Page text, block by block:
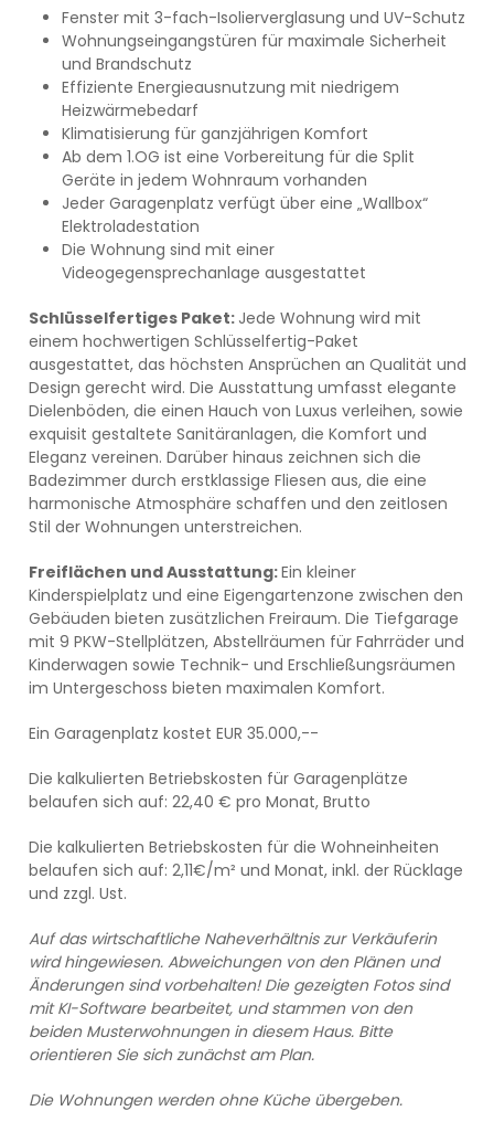
Fenster mit 3-fach-Isolierverglasung und UV-Schutz
Wohnungseingangstüren für maximale Sicherheit
und Brandschutz
Effiziente Energieausnutzung mit niedrigem
Heizwärmebedarf
Klimatisierung für ganzjährigen Komfort
Ab dem 1.OG ist eine Vorbereitung für die Split
Geräte in jedem Wohnraum vorhanden
Jeder Garagenplatz verfügt über eine „Wallbox“
Elektroladestation
Die Wohnung sind mit einer
Videogegensprechanlage ausgestattet
Schlüsselfertiges Paket: Jede Wohnung wird mit
einem hochwertigen Schlüsselfertig-Paket
ausgestattet, das höchsten Ansprüchen an Qualität und
Design gerecht wird. Die Ausstattung umfasst elegante
Dielenböden, die einen Hauch von Luxus verleihen, sowie
exquisit gestaltete Sanitäranlagen, die Komfort und
Eleganz vereinen. Darüber hinaus zeichnen sich die
Badezimmer durch erstklassige Fliesen aus, die eine
harmonische Atmosphäre schaffen und den zeitlosen
Stil der Wohnungen unterstreichen.
Freiflächen und Ausstattung:Ein kleiner
Kinderspielplatz und eine Eigengartenzone zwischen den
Gebäuden bieten zusätzlichen Freiraum. Die Tiefgarage
mit 9 PKW-Stellplätzen, Abstellräumen für Fahrräder und
Kinderwagen sowie Technik- und Erschließungsräumen
im Untergeschoss bieten maximalen Komfort.
Ein Garagenplatz kostet EUR 35.000,--
Die kalkulierten Betriebskosten für Garagenplätze
belaufen sich auf: 22,40 € pro Monat, Brutto
Die kalkulierten Betriebskosten für die Wohneinheiten
belaufen sich auf: 2,11€/m² und Monat, inkl. der Rücklage
und zzgl. Ust.
Auf das wirtschaftliche Naheverhältnis zur Verkäuferin
wird hingewiesen. Abweichungen von den Plänen und
Änderungen sind vorbehalten! Die gezeigten Fotos sind
mit KI-Software bearbeitet, und stammen von den
beiden Musterwohnungen in diesem Haus. Bitte
orientieren Sie sich zunächst am Plan.
Die Wohnungen werden ohne Küche übergeben.